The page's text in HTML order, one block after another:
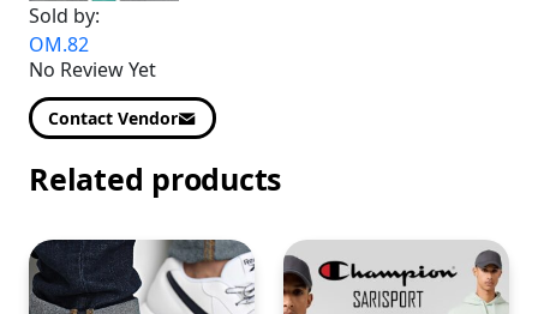
Sold by:
OM.82
No Review Yet
Contact Vendor
Related products